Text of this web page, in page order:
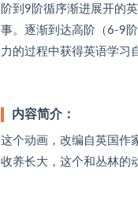
阶到9阶循序渐进展开的
事。逐渐到达高阶（6-9
力的过程中获得英语学习
内容简介：
这个动画，改编自英国作
收养长大，这个和丛林的